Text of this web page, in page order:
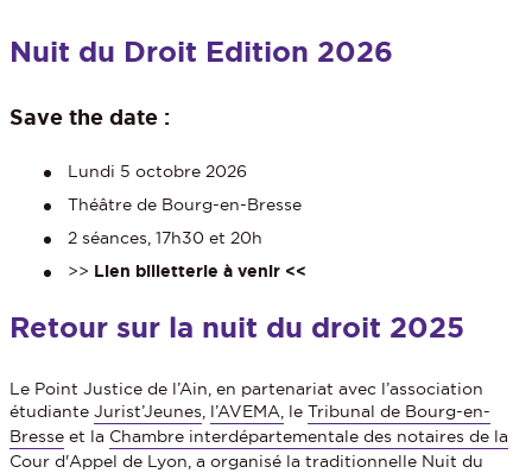
Nuit du Droit Edition 2026
Save the date :
Lundi 5 octobre 2026
Théâtre de Bourg-en-Bresse
2 séances, 17h30 et 20h
>> Lien billetterie à venir <<
Retour sur la nuit du droit 2025
Le Point Justice de l’Ain, en partenariat avec l’association
étudianteJurist’Jeunes, l’AVEMA, leTribunal de Bourg-en-
Bresse et la Chambre interdépartementale des notaires de la
Cour d'Appel de Lyon, a organisé la traditionnelle Nuit du